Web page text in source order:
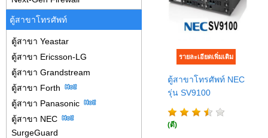
ตู้สาขาโทรศัพท์ NEC
รุ่น SV9100
(ดี)
ตู้สาขาโทรศัพท์
ตู้สาขา Yeastar
ตู้สาขา Ericsson-LG
ตู้สาขา Grandstream
ตู้สาขา Forth
ตู้สาขา Panasonic
ตู้สาขา NEC
SurgeGuard